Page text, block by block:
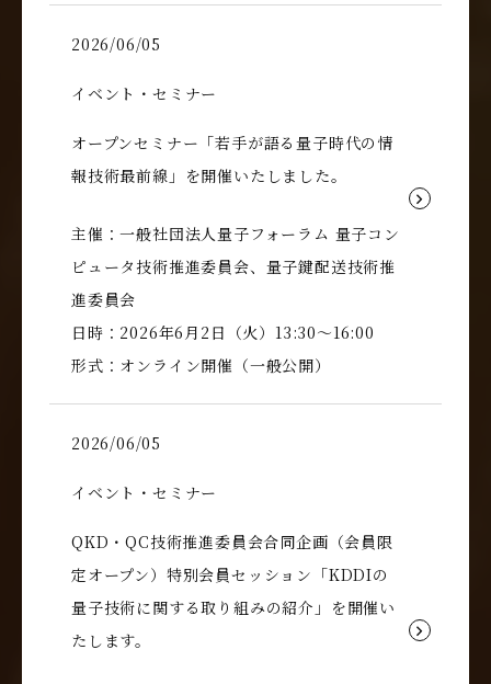
2026/06/05
イベント・セミナー
オープンセミナー「若手が語る量子時代の情
報技術最前線」を開催いたしました。
主催：一般社団法人量子フォーラム 量子コン
ピュータ技術推進委員会、量子鍵配送技術推
進委員会
日時：2026年6月2日（火）13:30～16:00
形式：オンライン開催（一般公開）
2026/06/05
イベント・セミナー
QKD・QC技術推進委員会合同企画（会員限
定オープン）特別会員セッション「KDDIの
量子技術に関する取り組みの紹介」を開催い
たします。